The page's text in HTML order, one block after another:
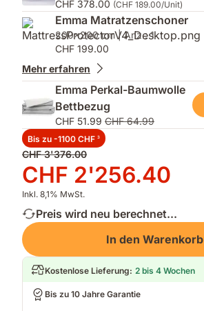
CHF 378.00 (CHF 189.00/Unit)
Emma Matratzenschoner
200x200 cm | Anz.: 1
CHF 199.00
Mehr erfahren
Emma Perkal-Baumwolle
Bettbezug
CHF 51.99 CHF 64.99
Bis zu -1100 CHF 3
Ursprünglicher
Preis
CHF 3'376.00
CHF 3'376.00
Preis
CHF 2'256.40
CHF 2'256.40
Inkl. 8,1% MwSt.
Preis wird neu berechnet...
In den Warenkorb
Kostenlose Lieferung: 2 bis 4 Wochen
Bis zu 10 Jahre Garantie